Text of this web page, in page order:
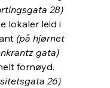
28)
lokaler leid i
(på hjørnet
gata)
fornøyd.
26)